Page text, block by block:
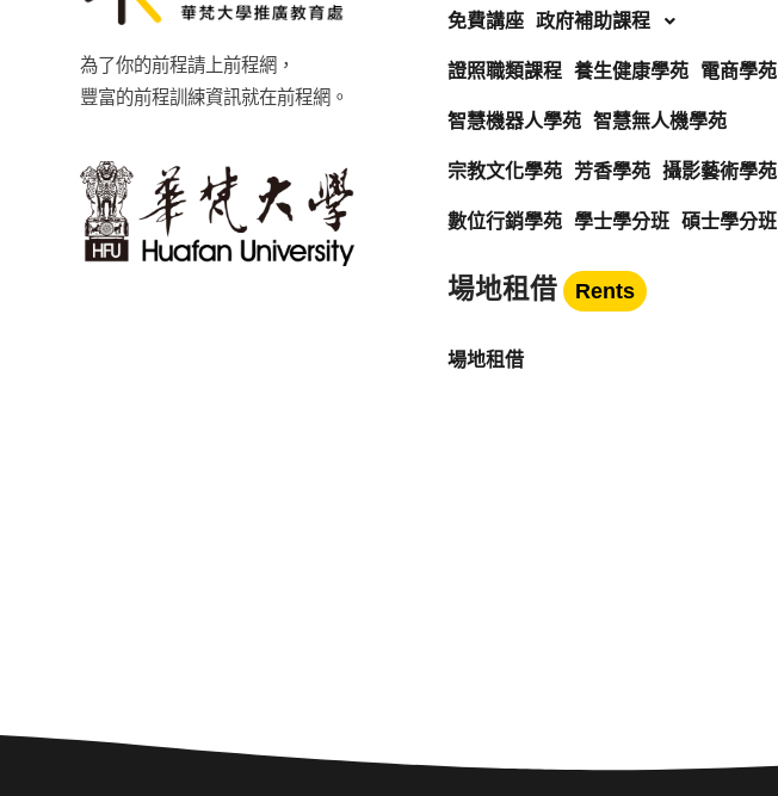
為了你的前程請上前程網，
豐富的前程訓練資訊就在前程網。
免費講座 政府補助課程
證照職類課程 養生健康學苑 電商學苑
智慧機器人學苑 智慧無人機學苑
宗教文化學苑 芳香學苑 攝影藝術學苑
數位行銷學苑 學士學分班 碩士學分班
場地租借 Rents
場地租借